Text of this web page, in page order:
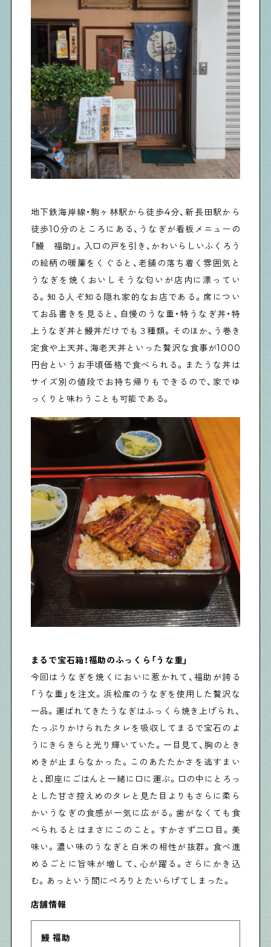
地下鉄海岸線・駒ヶ林駅から徒歩4分、新長田駅から
徒歩10分のところにある、うなぎが看板メニューの
「鰻 福助」。入口の戸を引き、かわいらしいふくろう
の絵柄の暖簾をくぐると、老舗の落ち着く雰囲気と
うなぎを焼くおいしそうな匂いが店内に漂ってい
る。知る人ぞ知る隠れ家的なお店である。席につい
てお品書きを見ると、自慢のうな重・特うなぎ丼・特
上うなぎ丼と鰻丼だけでも３種類。そのほか、う巻き
定食や上天丼、海老天丼といった贅沢な食事が1000
円台というお手頃価格で食べられる。またうな丼は
サイズ別の値段でお持ち帰りもできるので、家でゆ
っくりと味わうことも可能である。
まるで宝石箱！福助のふっくら「うな重」
今回はうなぎを焼くにおいに惹かれて、福助が誇る
「うな重」を注文。浜松産のうなぎを使用した贅沢な
一品。運ばれてきたうなぎはふっくら焼き上げられ、
たっぷりかけられたタレを吸収してまるで宝石のよ
うにきらきらと光り輝いていた。一目見て、胸のとき
めきが止まらなかった。このあたたかさを逃すまい
と、即座にごはんと一緒に口に運ぶ。口の中にとろっ
とした甘さ控えめのタレと見た目よりもさらに柔ら
かいうなぎの食感が一気に広がる。歯がなくても食
べられるとはまさにこのこと。すかさず二口目。美
味い。濃い味のうなぎと白米の相性が抜群。食べ進
めるごとに旨味が増して、心が躍る。さらにかき込
む。あっという間にぺろりとたいらげてしまった。
店舗情報
鰻 福助